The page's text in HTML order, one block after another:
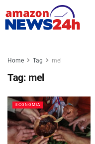
Home Tag mel
Tag: mel
ECONOMIA